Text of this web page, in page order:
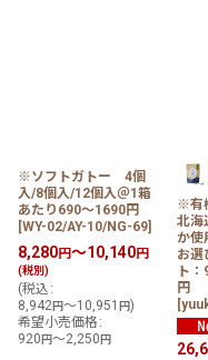
※ソフトガトー 4個
入/8個入/12個入＠1箱
あたり690〜1690円
[WY-02/AY-10/NG-69]
8,280円～10,140円
(税別)
(税込 :
8,942円～10,951 円)
希望小売価格 :
920 円～2,250 円
※有
北海
か使
お
ト
円
[